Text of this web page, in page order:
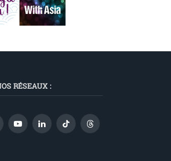
RÉSEAUX :
YouTubeLinkedInTikTok Threads